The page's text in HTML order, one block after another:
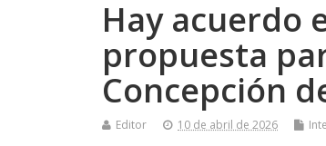
Hay acuerdo
propuesta
Concepción
Editor 10 de abril de 2026